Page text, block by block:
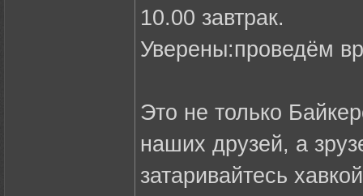
10.00 завтрак.
Уверены:проведём
Это не только
наших друзей, а
затаривайтесь